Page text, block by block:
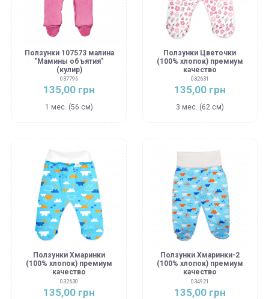
Ползунки 107573 малина
"Мамины объятия"
(кулир)
037796
135,00 грн
1 мес. (56 см)
Ползунки Цветочки
(100% хлопок) премиум
качество
032631
135,00 грн
3 мес. (62 см)
Ползунки Хмаринки
(100% хлопок) премиум
качество
032630
135,00 грн
Ползунки Хмаринки-2
(100% хлопок) премиум
качество
034921
135,00 грн